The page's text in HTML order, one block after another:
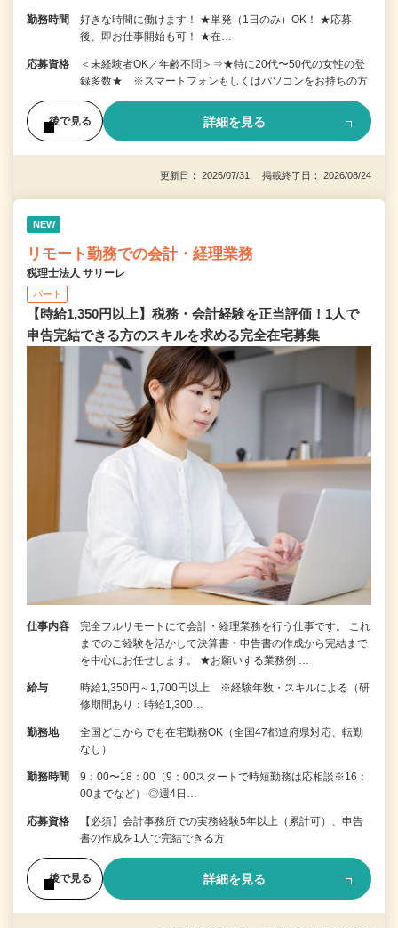
勤務時間
好きな時間に働けます！ ★単発（1日のみ）OK！ ★応募
後、即お仕事開始も可！ ★在…
応募資格
＜未経験者OK／年齢不問＞⇒★特に20代〜50代の女性の登
録多数★ ※スマートフォンもしくはパソコンをお持ちの方
後で見る 詳細を見る
更新日： 2026/07/31 掲載終了日： 2026/08/24
NEW
リモート勤務での会計・経理業務
税理士法人 サリーレ
パート
【時給1,350円以上】税務・会計経験を正当評価！1⼈で
申告完結できる⽅のスキルを求める完全在宅募集
仕事内容
完全フルリモートにて会計・経理業務を行う仕事です。 これ
までのご経験を活かして決算書・申告書の作成から完結まで
を中⼼にお任せします。 ★お願いする業務例 …
給与
時給1,350円～1,700円以上 ※経験年数・スキルによる（研
修期間あり：時給1,300…
勤務地
全国どこからでも在宅勤務OK（全国47都道府県対応、転勤
なし）
勤務時間
9：00〜18：00（9：00スタートで時短勤務は応相談※16：
00までなど） ◎週4日…
応募資格
【必須】会計事務所での実務経験5年以上（累計可）、申告
書の作成を1人で完結できる方
後で見る 詳細を見る